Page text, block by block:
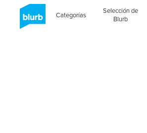
Categorías
Selección de
Blurb